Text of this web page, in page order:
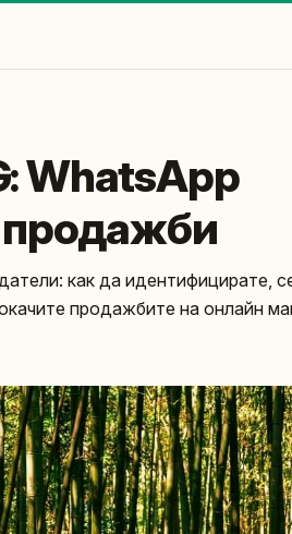
WhatsApp
продажби
как да идентифицирате,
продажбите на онлайн